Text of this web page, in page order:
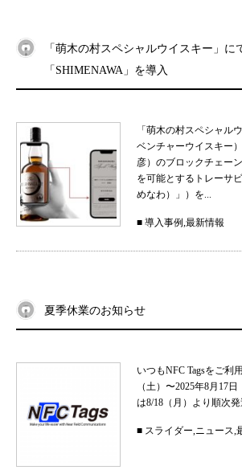
「萌木の村スペシャルウイスキー」
「SHIMENAWA」を導入
「萌木の村スペシャル
ベンチャーウイスキー
彦）のブロックチェー
を可能とするトレーサ
めなわ）」）を...
■ 導入事例,最新情報
夏季休業のお知らせ
いつもNFC Tagsをご
（土）〜2025年8月17
は8/18（月）より順次
■ スライダー,ニュース,